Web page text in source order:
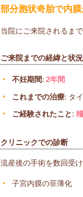
部分胞状奇胎で内
当院にご来院されるま
ご来院までの経緯と状況
不妊期間: 2年間
これまでの治療: タ
ご経験されたこと:
クリニックでの診断
流産後の手術を数回受
子宮内膜の菲薄化